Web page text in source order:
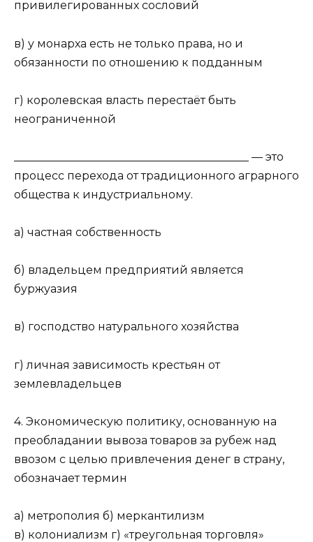
привилегированных сословий
в) у монарха есть не только права, но и
обязанности по отношению к подданным
г) королевская власть перестаёт быть
неограниченной
__________________________________________ — это
процесс перехода от традиционного аграрного
общества к индустриальному.
а) частная собственность
б) владельцем предприятий является
буржуазия
в) господство натурального хозяйства
г) личная зависимость крестьян от
землевладельцев
4. Экономическую политику, основанную на
преобладании вывоза товаров за рубеж над
ввозом с целью привлечения денег в страну,
обозначает термин
а) метрополия б) меркантилизм
в) колониализм г) «треугольная торговля»